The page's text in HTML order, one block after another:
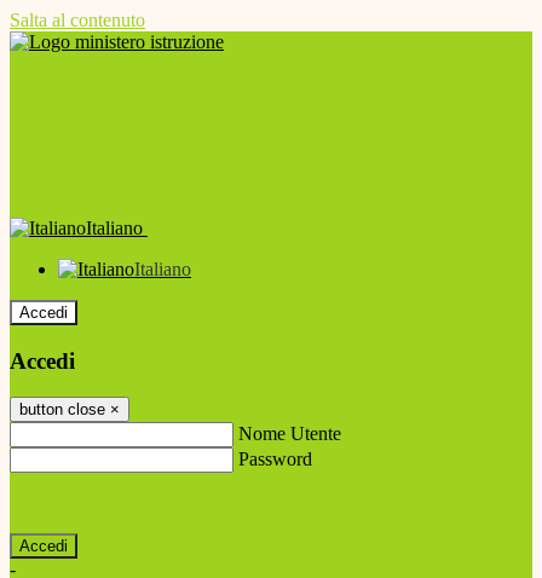
Salta al contenuto
Italiano
Italiano
Accedi
Accedi
button close ×
Nome Utente
Password
-